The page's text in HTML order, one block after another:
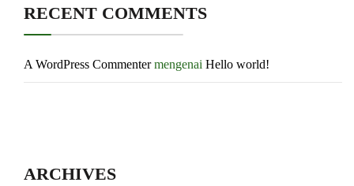
RECENT COMMENTS
A WordPress Commentermengenai Hello world!
ARCHIVES